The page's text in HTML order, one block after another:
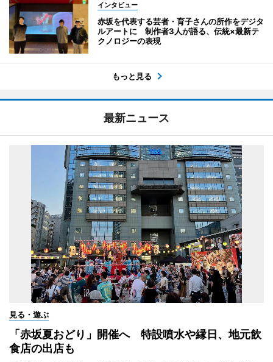
インタビュー
赤坂を代表する芸者・育子さんの所作をデジタ
ルアートに 制作者3人が語る、伝統×最新テ
クノロジーの表現
もっと見る
最新ニュース
見る・遊ぶ
「赤坂夏おどり」開催へ 特設噴水や縁日、地元飲
食店の出店も